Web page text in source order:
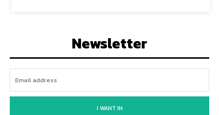
Newsletter
I WANT IN